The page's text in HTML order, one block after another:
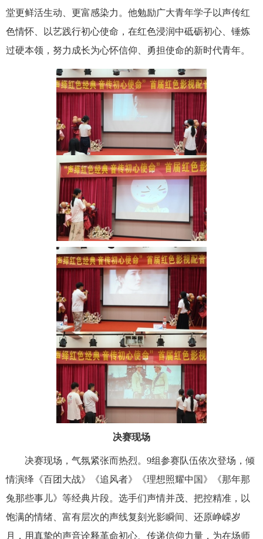
堂更鲜活生动、更富感染力。他勉励广大青年学子以声传红
色情怀、以艺践行初心使命，在红色浸润中砥砺初心、锤炼
过硬本领，努力成长为心怀信仰、勇担使命的新时代青年。
决赛现场
决赛现场，气氛紧张而热烈。9组参赛队伍依次登场，倾
情演绎《百团大战》《追风者》《理想照耀中国》《那年那
兔那些事儿》等经典片段。选手们声情并茂、把控精准，以
饱满的情绪、富有层次的声线复刻光影瞬间、还原峥嵘岁
月，用真挚的声音诠释革命初心、传递信仰力量，为在场师